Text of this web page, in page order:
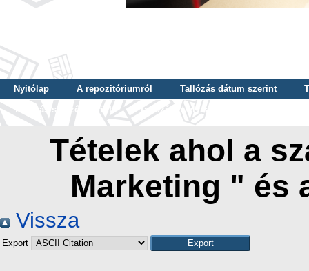
Nyitólap A repozitóriumról Tallózás dátum szerint
Tallózás szerző szerint
Tallózás nyelv szerint
Tételek ahol a
Marketing " és
Vissza
Export